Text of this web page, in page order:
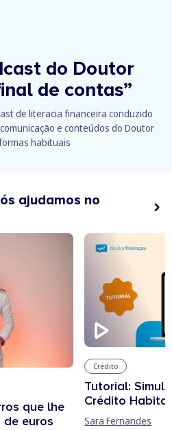
do Doutor
de contas”
de literacia financeira conduzido
e conteúdos do Doutor
habituais
ajudamos no
que lhe
de euros
Crédito
Tutorial:
Crédito
Sara Fernandes